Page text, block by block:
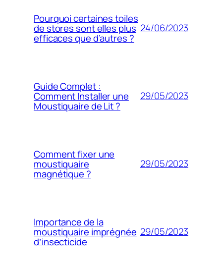
Pourquoi certaines toiles
de stores sont elles plus
efficaces que d’autres ?
24/06/2023
Guide Complet :
Comment Installer une
Moustiquaire de Lit ?
29/05/2023
Comment fixer une
moustiquaire
magnétique ?
29/05/2023
Importance de la
moustiquaire imprégnée
d’insecticide
29/05/2023